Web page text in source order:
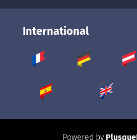
International
Powered by